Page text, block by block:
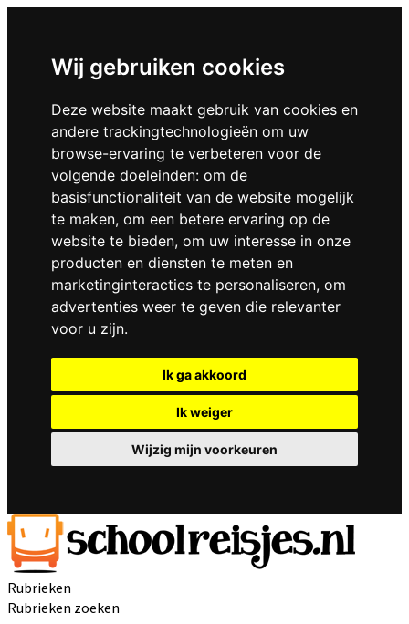
Wij gebruiken cookies
Deze website maakt gebruik van cookies en
andere trackingtechnologieën om uw
browse-ervaring te verbeteren voor de
volgende doeleinden: om de
basisfunctionaliteit van de website mogelijk
te maken, om een betere ervaring op de
website te bieden, om uw interesse in onze
producten en diensten te meten en
marketinginteracties te personaliseren, om
advertenties weer te geven die relevanter
voor u zijn.
Ik ga akkoord
Ik weiger
Wijzig mijn voorkeuren
Rubrieken
Rubrieken zoeken